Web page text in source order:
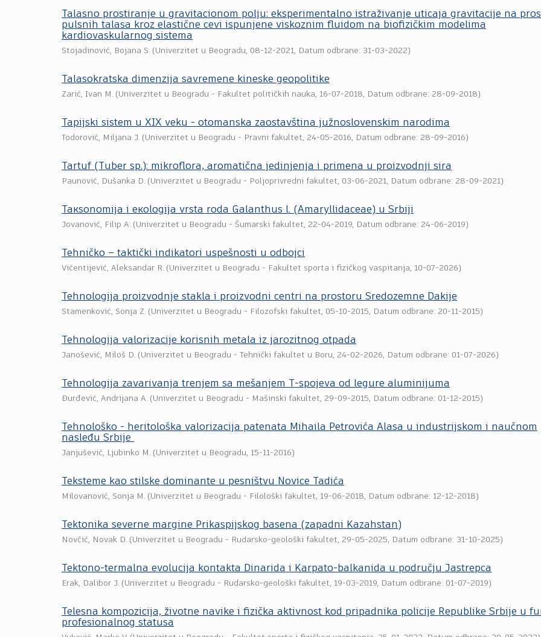
Talasno prostiranje u gravitacionom polju: eksperimentalno istraživanje uticaja gravitacije na
pulsnih talasa kroz elastične cevi ispunjene viskoznim fluidom na biofizičkim modelima
kardiovaskularnog sistema
Stojadinović, Bojana S. (Univerzitet u Beogradu, 08-12-2021, Datum odbrane: 31-03-2022)
Talasokratska dimenzija savremene kineske geopolitike
Zarić, Ivan M. (Univerzitet u Beogradu - Fakultet političkih nauka, 16-07-2018, Datum odbrane: 28-09-2018)
Tapijski sistem u XIX veku - otomanska zaostavština južnoslovenskim narodima
Todorović, Miljana J. (Univerzitet u Beogradu - Pravni fakultet, 24-05-2016, Datum odbrane: 28-09-2016)
Tartuf (Tuber sp.): mikroflora, aromatična jedinjenja i primena u proizvodnji sira
Paunović, Dušanka D. (Univerzitet u Beogradu - Poljoprivredni fakultet, 03-06-2021, Datum odbrane: 28-09-2021)
Taкsonomija i eкologija vrsta roda Galanthus l. (Amaryllidaceae) u Srbiji
Jovanović, Filip A. (Univerzitet u Beogradu - Šumarski fakultet, 22-04-2019, Datum odbrane: 24-06-2019)
Tehničko – taktički indikatori uspešnosti u odbojci
Vićentijević, Aleksandar R. (Univerzitet u Beogradu - Fakultet sporta i fizičkog vaspitanja, 10-07-2026)
Tehnologija proizvodnje stakla i proizvodni centri na prostoru Sredozemne Dakije
Stamenković, Sonja Z. (Univerzitet u Beogradu - Filozofski fakultet, 05-10-2015, Datum odbrane: 20-11-2015)
Tehnologija valorizacije korisnih metala iz jarozitnog otpada
Janošević, Miloš D. (Univerzitet u Beogradu - Tehnički fakultet u Boru, 24-02-2026, Datum odbrane: 01-07-2026)
Tehnologija zavarivanja trenjem sa mešanjem T-spojeva od legure aluminijuma
Đurđević, Andrijana A. (Univerzitet u Beogradu - Mašinski fakultet, 29-09-2015, Datum odbrane: 01-12-2015)
Tehnološko - heritološka valorizacija patenata Mihaila Petrovića Alasa u industrijskom i naučnom
nasleđu Srbije
Janjušević, Ljubinko M. (Univerzitet u Beogradu, 15-11-2016)
Teksteme kao stilske dominante u pesništvu Novice Tadića
Milovanović, Sonja M. (Univerzitet u Beogradu - Filološki fakultet, 19-06-2018, Datum odbrane: 12-12-2018)
Tektonika severne margine Prikaspijskog basena (zapadni Kazahstan)
Novčić, Novak D. (Univerzitet u Beogradu - Rudarsko-geološki fakultet, 29-05-2025, Datum odbrane: 31-10-2025)
Tektono-termalna evolucija kontakta Dinarida i Karpato-balkanida u području Jastrepca
Erak, Dalibor J. (Univerzitet u Beogradu - Rudarsko-geološki fakultet, 19-03-2019, Datum odbrane: 01-07-2019)
Telesna kompozicija, životne navike i fizička aktivnost kod pripadnika policije Republike Srbije u
profesionalnog statusa